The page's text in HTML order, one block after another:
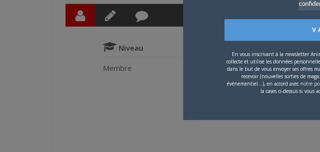
Niveau
Membre
En vous inscrivant à la newsletter
collecte et utilise les données
dans le but de vous envoyer ses offres
recevoir (nouvelles sorties de
événementiel...), en accord avec notre
la cases ci-dessus si vous